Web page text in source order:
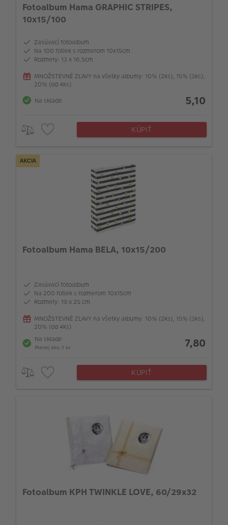
Fotoalbum Hama GRAPHIC STRIPES,
10x15/100
Zasúvací fotoalbum
Na 100 fotiek s rozmerom 10x15cm
Rozmery: 13 x 16,5cm
MNOŽSTEVNÉ ZĽAVY na všetky albumy: 10% (2ks), 15% (3ks),
20% (od 4ks)
Na sklade
5,10
KÚPIŤ
AKCIA
Fotoalbum Hama BELA, 10x15/200
Zasúvací fotoalbum
Na 200 fotiek s rozmerom 10x15cm
Rozmery: 19 x 25 cm
MNOŽSTEVNÉ ZĽAVY na všetky albumy: 10% (2ks), 15% (3ks),
20% (od 4ks)
Na sklade
Menej ako 3 ks 7,80
KÚPIŤ
Fotoalbum KPH TWINKLE LOVE, 60/29x32